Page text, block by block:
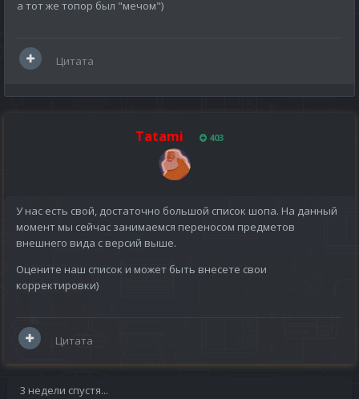
а тот же топор был "мечом")
Цитата
Tatami 403
У нас есть свой, достаточно большой список шопа. На данный
момент мы сейчас занимаемся переносом предметов
внешнего вида с версий выше.
Оцените наш список и может быть внесете свои
корректировки)
Цитата
3 недели спустя...